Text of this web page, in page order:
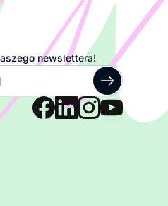
newslettera!